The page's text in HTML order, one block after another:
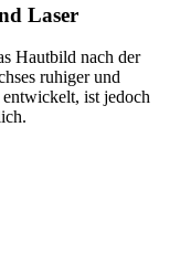
Laser
Hautbild nach der
ruhiger und
ist jedoch